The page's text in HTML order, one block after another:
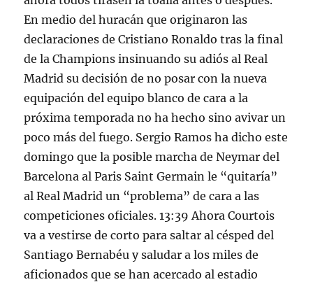
En medio del huracán que originaron las
declaraciones de Cristiano Ronaldo tras la final
de la Champions insinuando su adiós al Real
Madrid su decisión de no posar con la nueva
equipación del equipo blanco de cara a la
próxima temporada no ha hecho sino avivar un
poco más del fuego. Sergio Ramos ha dicho este
domingo que la posible marcha de Neymar del
Barcelona al Paris Saint Germain le “quitaría”
al Real Madrid un “problema” de cara a las
competiciones oficiales. 13:39 Ahora Courtois
va a vestirse de corto para saltar al césped del
Santiago Bernabéu y saludar a los miles de
aficionados que se han acercado al estadio